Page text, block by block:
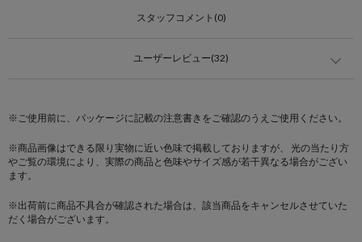
スタッフコメント(0)
ユーザーレビュー(32)
※ご使用前に、パッケージに記載の注意書きをご確認のうえご使用ください。
※商品画像はできる限り実物に近い色味で掲載しておりますが、 光の当たり方
やご覧の環境により、実際の商品と色味やサイズ感が若干異なる場合がござい
ます。
※出荷前に商品不具合が確認された場合は、該当商品をキャンセルさせていた
だく場合がございます。